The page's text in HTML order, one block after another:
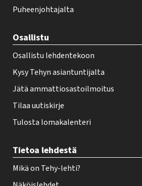
t
r
Puheenjohtajalta
Osallistu
Osallistu lehdentekoon
Kysy Tehyn asiantuntijalta
Jätä ammattiosastoilmoitus
Tilaa uutiskirje
Tulosta lomakalenteri
Tietoa lehdestä
Mikä on Tehy-lehti?